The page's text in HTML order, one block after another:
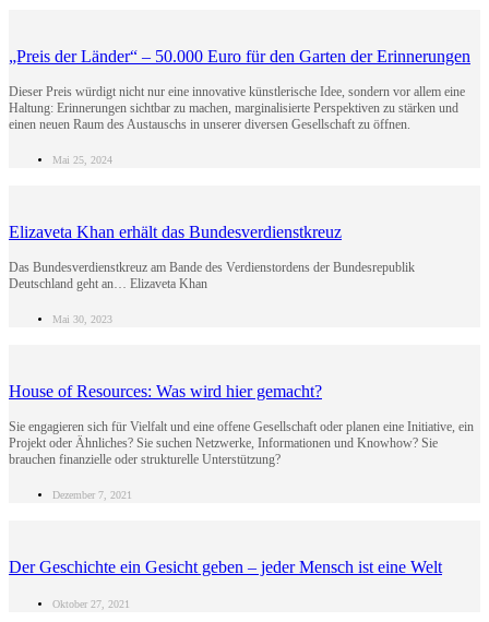
„Preis der Länder“ – 50.000 Euro für den Garten der Erinnerungen
Dieser Preis würdigt nicht nur eine innovative künstlerische Idee, sondern vor allem eine
Haltung: Erinnerungen sichtbar zu machen, marginalisierte Perspektiven zu stärken und
einen neuen Raum des Austauschs in unserer diversen Gesellschaft zu öffnen.
Mai 25, 2024
Elizaveta Khan erhält das Bundesverdienstkreuz
Das Bundesverdienstkreuz am Bande des Verdienstordens der Bundesrepublik
Deutschland geht an… Elizaveta Khan
Mai 30, 2023
House of Resources: Was wird hier gemacht?
Sie engagieren sich für Vielfalt und eine offene Gesellschaft oder planen eine Initiative, ein
Projekt oder Ähnliches? Sie suchen Netzwerke, Informationen und Knowhow? Sie
brauchen finanzielle oder strukturelle Unterstützung?
Dezember 7, 2021
Der Geschichte ein Gesicht geben – jeder Mensch ist eine Welt
Oktober 27, 2021